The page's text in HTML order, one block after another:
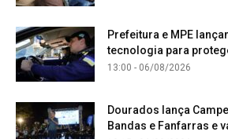
Prefeitura e MPE
tecnologia para
13:00 - 06/08/2026
Dourados lança
Bandas e Fanfarras e